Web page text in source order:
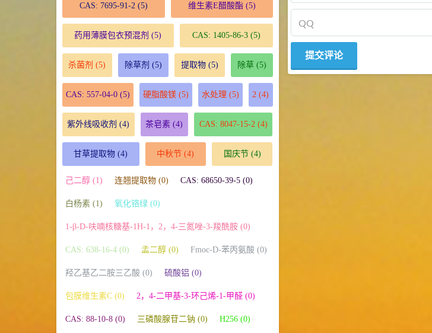
CAS: 7695-91-2 (5) 维生素E醋酸酯(5)
药用薄膜包衣预混剂 (5) CAS: 1405-86-3(5)
杀菌剂 (5) 除草剂 (5) 提取物(5) 除草(5)
CAS: 557-04-0(5) 硬脂酸镁(5) 水处理 (5) 2 (4)
紫外线吸收剂 (4) 茶皂素 (4) CAS: 8047-15-2 (4)
甘草提取物 (4) 中秋节 (4) 国庆节(4)
己二醇 (1) 连翘提取物 (0) CAS: 68650-39-5 (0)
白杨素 (1) 氧化铬绿 (0)
1-β-D-呋喃核糖基-1H-1，2，4-三氮唑-3-羧酰胺 (0)
CAS: 638-16-4 (0) 孟二醇 (0) Fmoc-D-苯丙氨酸 (0)
羟乙基乙二胺三乙酸 (0) 硫酸铝 (0)
包膜维生素C (0) 2，4-二甲基-3-环己烯-1-甲醛 (0)
CAS: 88-10-8 (0) 三磷酸腺苷二钠 (0) H256 (0)